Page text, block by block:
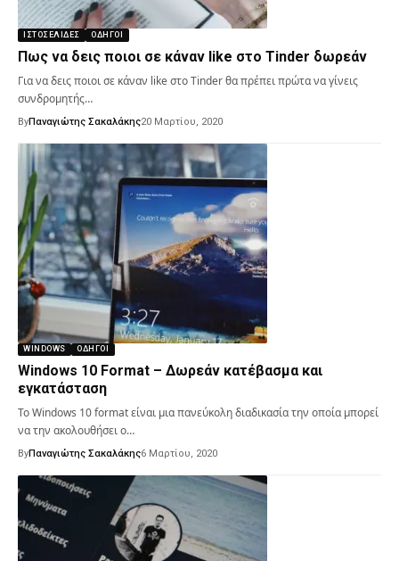
ΙΣΤΟΣΕΛΊΔΕΣ ΟΔΗΓΟΊ
Πως να δεις ποιοι σε κάναν like στο Tinder δωρεάν
Για να δεις ποιοι σε κάναν like στο Tinder θα πρέπει πρώτα να γίνεις
συνδρομητής…
ByΠαναγιώτης Σακαλάκης20 Μαρτίου, 2020
WINDOWS ΟΔΗΓΟΊ
Windows 10 Format – Δωρεάν κατέβασμα και
εγκατάσταση
Το Windows 10 format είναι μια πανεύκολη διαδικασία την οποία μπορεί
να την ακολουθήσει ο…
ByΠαναγιώτης Σακαλάκης6 Μαρτίου, 2020